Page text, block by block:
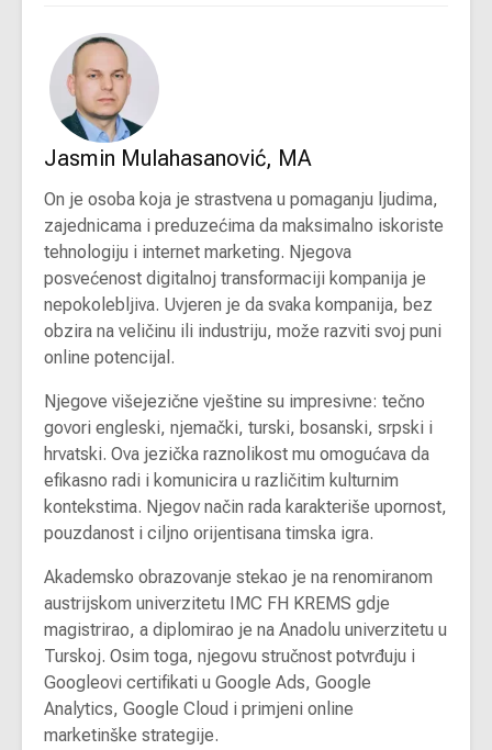
Jasmin Mulahasanović, MA
On je osoba koja je strastvena u pomaganju ljudima,
zajednicama i preduzećima da maksimalno iskoriste
tehnologiju i internet marketing. Njegova
posvećenost digitalnoj transformaciji kompanija je
nepokolebljiva. Uvjeren je da svaka kompanija, bez
obzira na veličinu ili industriju, može razviti svoj puni
online potencijal.
Njegove višejezične vještine su impresivne: tečno
govori engleski, njemački, turski, bosanski, srpski i
hrvatski. Ova jezička raznolikost mu omogućava da
efikasno radi i komunicira u različitim kulturnim
kontekstima. Njegov način rada karakteriše upornost,
pouzdanost i ciljno orijentisana timska igra.
Akademsko obrazovanje stekao je na renomiranom
austrijskom univerzitetu IMC FH KREMS gdje
magistrirao, a diplomirao je na Anadolu univerzitetu u
Turskoj. Osim toga, njegovu stručnost potvrđuju i
Googleovi certifikati u Google Ads, Google
Analytics, Google Cloud i primjeni online
marketinške strategije.